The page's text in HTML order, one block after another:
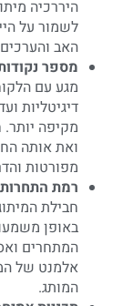
היררכיה
לשמור על
האב
מספר
מגע עם
דיגיטליות
מקיפה
ואת אותה
מפורטות
רמת
חבילת
באופן
המתחרים
אלמנט של
המותג.